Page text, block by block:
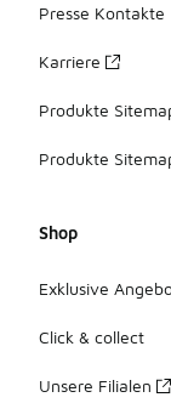
Presse Kontakte
Karriere
Produkte
Produkte
Shop
Exklusive
Click & collect
Unsere Filialen